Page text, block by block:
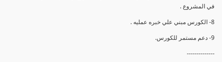
في المشروع .
8- الكورس مبني علي خبره عمليه .
9- دعم مستمر للكورس.
--------------